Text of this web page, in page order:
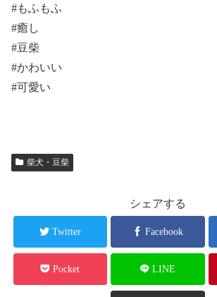
#もふもふ
#癒し
#豆柴
#かわいい
#可愛い
柴犬・豆柴
シェアする
Twitter Facebook
Pocket LINE